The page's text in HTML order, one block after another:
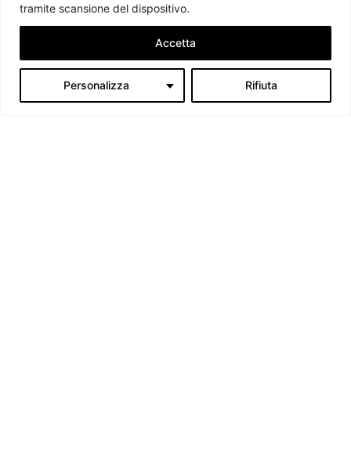
tramite scansione del dispositivo.
Personalizza Rifiuta
Accetta